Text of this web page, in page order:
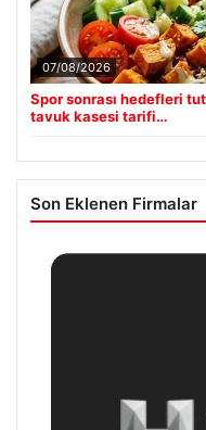
07/08/2026
Spor sonrası hedefleri
tavuk kasesi tarifi…
Son Eklenen Firmalar